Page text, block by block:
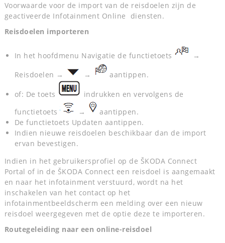
Voorwaarde voor de import van de reisdoelen zijn de
geactiveerde Infotainment Online diensten.
Reisdoelen importeren
In het hoofdmenu Navigatie de functietoets
→
Reisdoelen →
→ aantippen.
of: De toets
indrukken en vervolgens de
functietoets
→
aantippen.
De functietoets Updaten aantippen.
Indien nieuwe reisdoelen beschikbaar dan de import
ervan bevestigen.
Indien in het gebruikersprofiel op de ŠKODA Connect
Portal of in de ŠKODA Connect een reisdoel is aangemaakt
en naar het infotainment verstuurd, wordt na het
inschakelen van het contact op het
infotainmentbeeldscherm een melding over een nieuw
reisdoel weergegeven met de optie deze te importeren.
Routegeleiding naar een online-reisdoel